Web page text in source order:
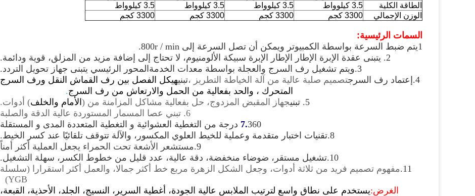
الطاقة الكلية
3.5 كيلوواط 3.5 كيلوواط 3.5 كيلوواط
3.5 كيلوواط
الوزن الإجمالي
3300 كجم 3300 كجم 3300 كجم 3300 كجم
السمات الرئيسية:
1يتم ضبط السرعة بواسطة الكمبيوتر ويمكن أن تصل السرعة إلى 800r / min.
2. يتبنى عقدة الإبرة الإطار الإطار الإبرة سبيكة الألومنيوم، لا تحتاج إلى إضافة مزيد من المزلق، قوية ودائمة.
3
.ويتم تشغيل رف السرج والعجلة بواسطة معدات الخدمة المحور الرئيسي يتبنى جهاز تحويل التردد.
4. إعتماد رف السرجتصميم صلبة عالية من آلة الخياطة التطريز ،تبنيهيكل الفصل بين رف القماش النقل ورف السرج
المتحرك ، والحد بفعالية من الحمل والارتعاش من رف السرج.
5. تبني
جهاز المقبض المزدوج، حل بفعالية مشاكل المزامنة من ( الأمام والخلف) أدوات.
6. تبني
عصا المسمار المستوردة عالية الدقة والصلبة
7.360 درجة من التغطية العشوائية و التغطية المتعددة المدى و المستقلة
8. تقنيات اختبار متقدمة وعملية للخيط العلوي المكسور، والآلة تتوقف تلقائيًا عند كسر الخيط.
9. مستشعر الأشعة تحت الحمراء يجعل العملية أكثر أمناً
10. تشغيل مستقر، ضوضاء منخفضة، دقة عالية، عدد قليل من خطوط الكسر، سهلة التشغيل.
11
.مفهوم تصميم فريد من ثلاثة أدوات، وجعل الشكل الزهرة مربع خط أكثر جمالا، والعمل أكثر استقرارا (سلسلة
YGB
)
الغرض:يستخدم على نطاق واسع لترتيب الملابس عالية الجودة، أغطية السرير، النسيج، الجلد، الأحذية، القبعة،